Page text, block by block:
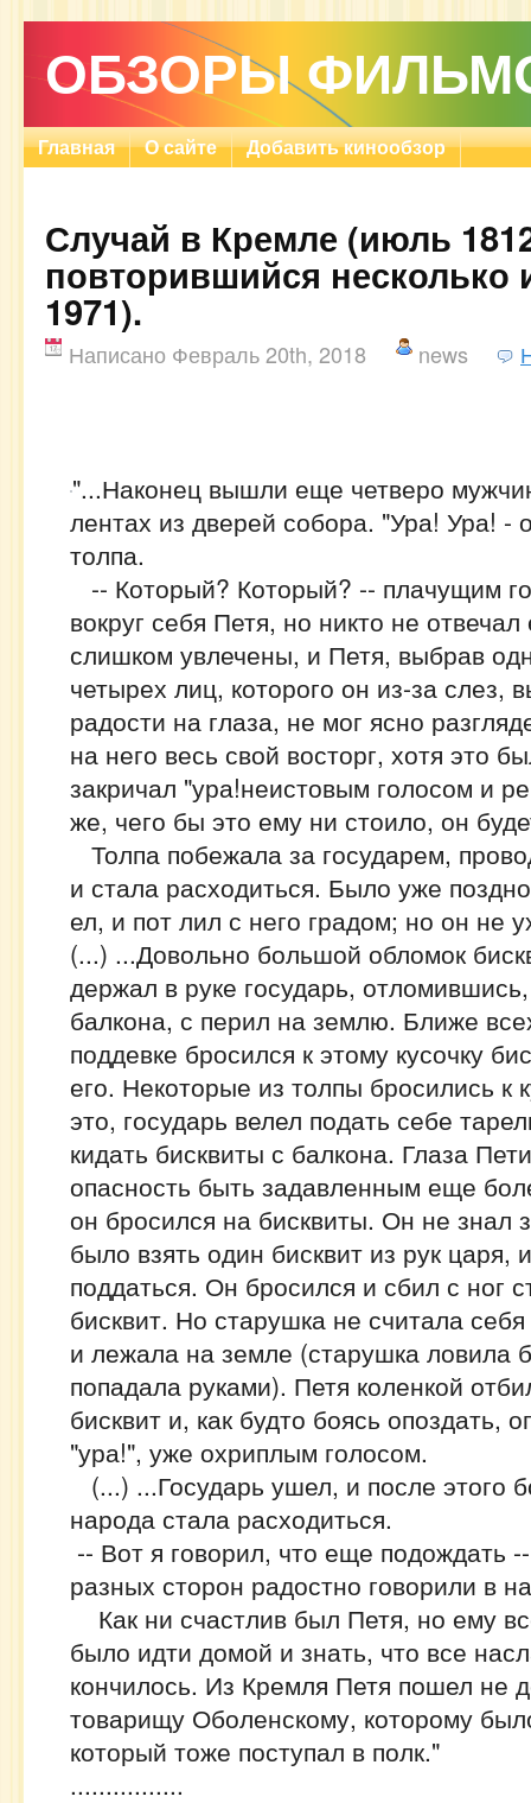
ОБЗОРЫ
Главная О сайте Добавить кинообзор
Случай в Кремле (июль
повторившийся несколько
1971).
Написано Февраль 20th, 2018 news
"...Наконец вышли еще четверо
лентах из дверей собора. "Ура! Ура! -
толпа.
-- Который? Который? -- плачущим
вокруг себя Петя, но никто не
слишком увлечены, и Петя, выбрав
четырех лиц, которого он из-за слез,
радости на глаза, не мог ясно
на него весь свой восторг, хотя это
закричал "ура!неистовым голосом и
же, чего бы это ему ни стоило, он
Толпа побежала за государем,
и стала расходиться. Было уже
ел, и пот лил с него градом; но он не
(...) ...Довольно большой обломок
держал в руке государь,
балкона, с перил на землю. Ближе
поддевке бросился к этому кусочку
его. Некоторые из толпы бросились к
это, государь велел подать себе
кидать бисквиты с балкона. Глаза
опасность быть задавленным еще
он бросился на бисквиты. Он не знал
было взять один бисквит из рук
поддаться. Он бросился и сбил с ног
бисквит. Но старушка не считала
и лежала на земле (старушка ловила
попадала руками). Петя коленкой
бисквит и, как будто боясь опоздать,
"ура!", уже охриплым голосом.
(...) ...Государь ушел, и после этого
народа стала расходиться.
-- Вот я говорил, что еще подождать
разных сторон радостно говорили в
Как ни счастлив был Петя, но ему
было идти домой и знать, что все
кончилось. Из Кремля Петя пошел не
товарищу Оболенскому, которому
который тоже поступал в полк."
................